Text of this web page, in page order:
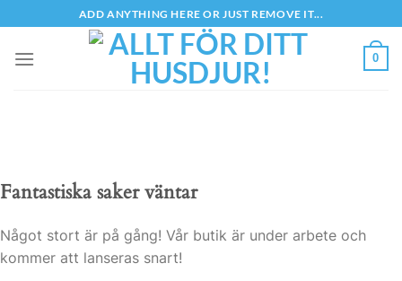
to
content
ADD ANYTHING HERE OR JUST REMOVE IT...
0
Fantastiska saker väntar
Något stort är på gång! Vår butik är under arbete och
kommer att lanseras snart!